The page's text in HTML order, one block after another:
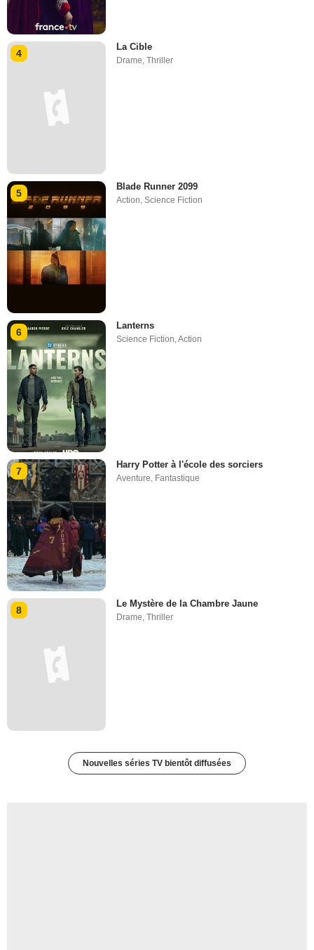
4
La Cible
Drame,Thriller
5
Blade Runner 2099
Action ,Science Fiction
6
Lanterns
Science Fiction,Action
7
Harry Potter à l'école des sorciers
Aventure, Fantastique
8
Le Mystère de la Chambre Jaune
Drame,Thriller
Nouvelles séries TV bientôt diffusées